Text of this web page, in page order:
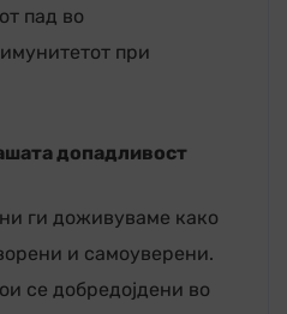
пад во
при
допадливост
ги доживуваме како
и самоуверени.
се добредојдени во